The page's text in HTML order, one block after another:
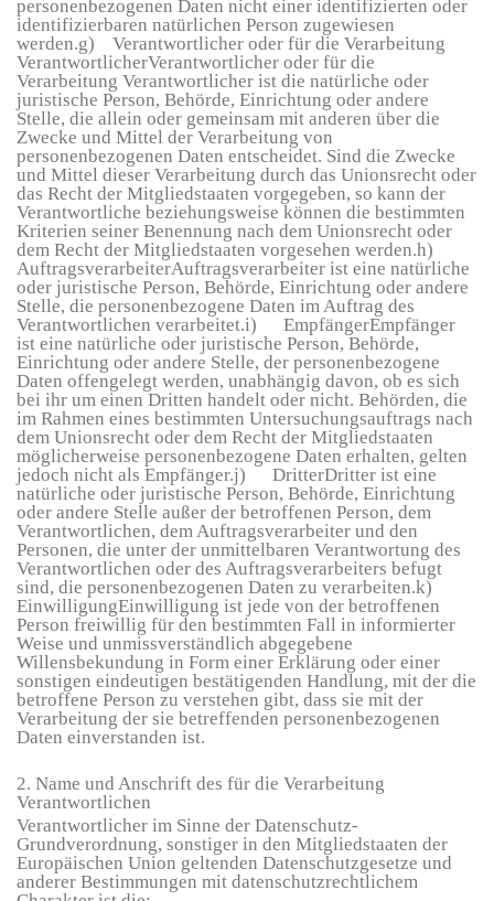
personenbezogenen Daten nicht einer identifizierten oder
identifizierbaren natürlichen Person zugewiesen
werden.g) Verantwortlicher oder für die Verarbeitung
VerantwortlicherVerantwortlicher oder für die
Verarbeitung Verantwortlicher ist die natürliche oder
juristische Person, Behörde, Einrichtung oder andere
Stelle, die allein oder gemeinsam mit anderen über die
Zwecke und Mittel der Verarbeitung von
personenbezogenen Daten entscheidet. Sind die Zwecke
und Mittel dieser Verarbeitung durch das Unionsrecht oder
das Recht der Mitgliedstaaten vorgegeben, so kann der
Verantwortliche beziehungsweise können die bestimmten
Kriterien seiner Benennung nach dem Unionsrecht oder
dem Recht der Mitgliedstaaten vorgesehen werden.h)
AuftragsverarbeiterAuftragsverarbeiter ist eine natürliche
oder juristische Person, Behörde, Einrichtung oder andere
Stelle, die personenbezogene Daten im Auftrag des
Verantwortlichen verarbeitet.i) EmpfängerEmpfänger
ist eine natürliche oder juristische Person, Behörde,
Einrichtung oder andere Stelle, der personenbezogene
Daten offengelegt werden, unabhängig davon, ob es sich
bei ihr um einen Dritten handelt oder nicht. Behörden, die
im Rahmen eines bestimmten Untersuchungsauftrags nach
dem Unionsrecht oder dem Recht der Mitgliedstaaten
möglicherweise personenbezogene Daten erhalten, gelten
jedoch nicht als Empfänger.j) DritterDritter ist eine
natürliche oder juristische Person, Behörde, Einrichtung
oder andere Stelle außer der betroffenen Person, dem
Verantwortlichen, dem Auftragsverarbeiter und den
Personen, die unter der unmittelbaren Verantwortung des
Verantwortlichen oder des Auftragsverarbeiters befugt
sind, die personenbezogenen Daten zu verarbeiten.k)
EinwilligungEinwilligung ist jede von der betroffenen
Person freiwillig für den bestimmten Fall in informierter
Weise und unmissverständlich abgegebene
Willensbekundung in Form einer Erklärung oder einer
sonstigen eindeutigen bestätigenden Handlung, mit der die
betroffene Person zu verstehen gibt, dass sie mit der
Verarbeitung der sie betreffenden personenbezogenen
Daten einverstanden ist.
2. Name und Anschrift des für die Verarbeitung
Verantwortlichen
Verantwortlicher im Sinne der Datenschutz-
Grundverordnung, sonstiger in den Mitgliedstaaten der
Europäischen Union geltenden Datenschutzgesetze und
anderer Bestimmungen mit datenschutzrechtlichem